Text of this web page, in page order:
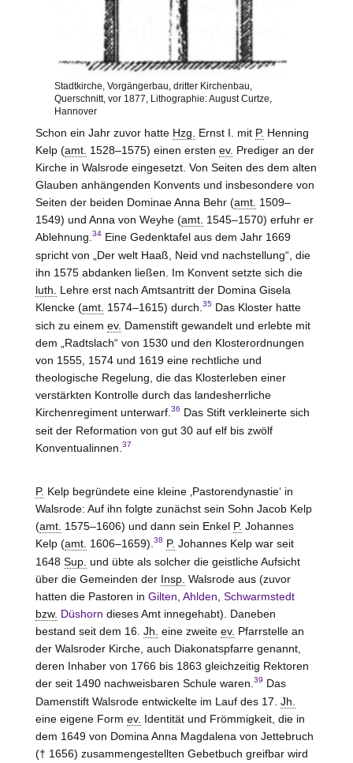
Stadtkirche, Vorgängerbau, dritter Kirchenbau,
Querschnitt, vor 1877, Lithographie: August Curtze,
Hannover
Schon ein Jahr zuvor hatte Hzg. Ernst I. mit P. Henning
Kelp (amt. 1528–1575) einen ersten ev. Prediger an der
Kirche in Walsrode eingesetzt. Von Seiten des dem alten
Glauben anhängenden Konvents und insbesondere von
Seiten der beiden Dominae Anna Behr (amt. 1509–
1549) und Anna von Weyhe(amt. 1545–1570) erfuhr er
Ablehnung. 34Eine Gedenktafel aus dem Jahr 1669
spricht von „Der welt Haaß, Neid vnd nachstellung“, die
ihn 1575 abdanken ließen. Im Konvent setzte sich die
luth.
Lehre erst nach Amtsantritt der Domina Gisela
Klencke (amt. 1574–1615) durch. 35Das Kloster hatte
sich zu einem ev. Damenstift gewandelt und erlebte mit
dem „Radtslach“ von 1530 und den Klosterordnungen
von 1555, 1574 und 1619 eine rechtliche und
theologische Regelung, die das Klosterleben einer
verstärkten Kontrolle durch das landesherrliche
Kirchenregiment unterwarf. 36 Das Stift verkleinerte sich
seit der Reformation von gut 30 auf elf bis zwölf
Konventualinnen. 37
P. Kelp begründete eine kleine ‚Pastorendynastie‘ in
Walsrode: Auf ihn folgte zunächst sein Sohn Jacob Kelp
(amt. 1575–1606) und dann sein Enkel P. Johannes
Kelp (amt. 1606–1659). 38 P. Johannes Kelp war seit
1648 Sup. und übte als solcher die geistliche Aufsicht
über die Gemeinden der Insp. Walsrodeaus (zuvor
hatten die Pastoren in Gilten Ahlden Schwarmstedt
bzw. Düshorn dieses Amt innegehabt). Daneben
bestand seit dem 16. Jh. eine zweite ev. Pfarrstelle an
der Walsroder Kirche, auch Diakonatspfarre genannt,
deren Inhaber von 1766 bis 1863 gleichzeitig Rektoren
der seit 1490 nachweisbaren Schule waren. 39 Das
Damenstift Walsrodeentwickelte im Lauf des 17. Jh.
eine eigene Form ev. Identität und Frömmigkeit, die in
dem 1649 von Domina Anna Magdalena von Jettebruch
(† 1656) zusammengestellten Gebetbuch greifbar wird